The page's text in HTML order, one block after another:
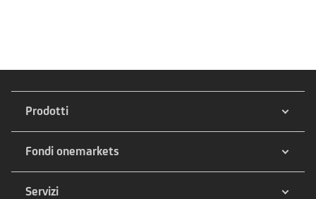
Prodotti
Fondi onemarkets
Servizi